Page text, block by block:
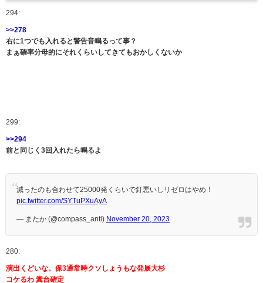
294:
>>278
右に1つでも入れると警告音鳴るって事？
まぁ確率分母的にそれくらいしてきてもおかしくないか
299:
>>294
前と同じく3回入れたら鳴るよ
減ったのも合わせて25000発くらいで釘悪いしリゼロはやめ！
pic.twitter.com/SYTuPXuAyA
— またか (@compass_anti) November 20, 2023
280:
演出くどいな。保3通常時クソしょうもな発展大杉
コケるわ 糞台確定